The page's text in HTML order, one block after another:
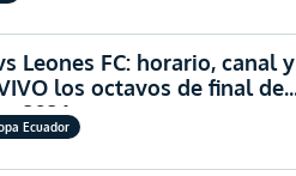
Leones FC: horario, canal y
los octavos de final de
2026
Ecuador